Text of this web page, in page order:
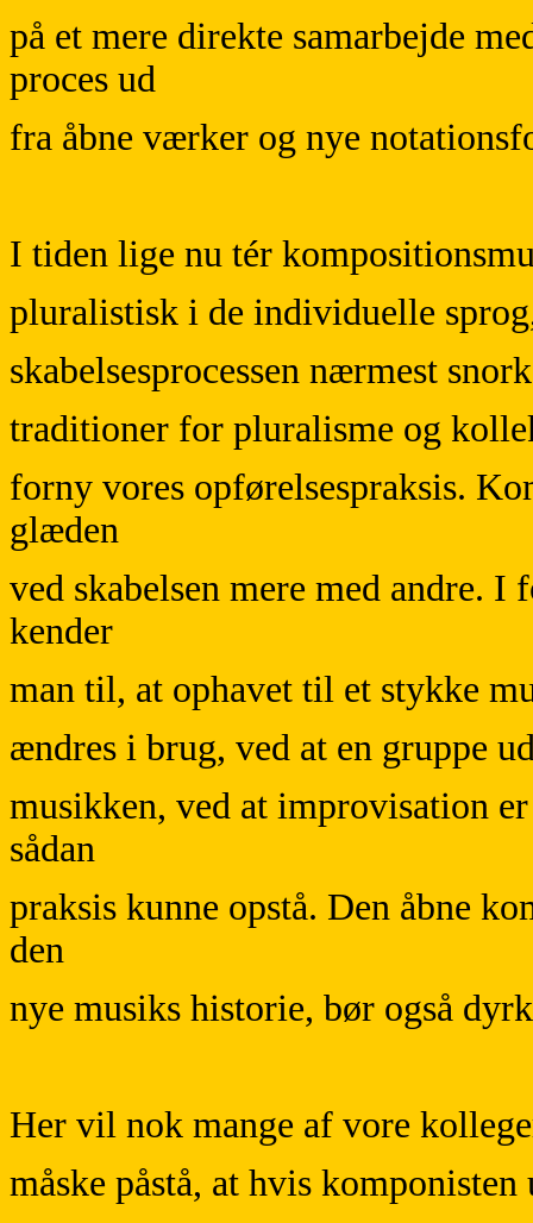
på et mere direkte samarbejde
proces ud
fra åbne værker og nye
I tiden lige nu tér
pluralistisk i de individuelle
skabelsesprocessen nærmest
traditioner for pluralisme og
forny vores opførelsespraksis.
glæden
ved skabelsen mere med andre.
kender
man til, at ophavet til et stykke
ændres i brug, ved at en gruppe
musikken, ved at improvisation
sådan
praksis kunne opstå. Den åbne
den
nye musiks historie, bør også
Her vil nok mange af vore
måske påstå, at hvis